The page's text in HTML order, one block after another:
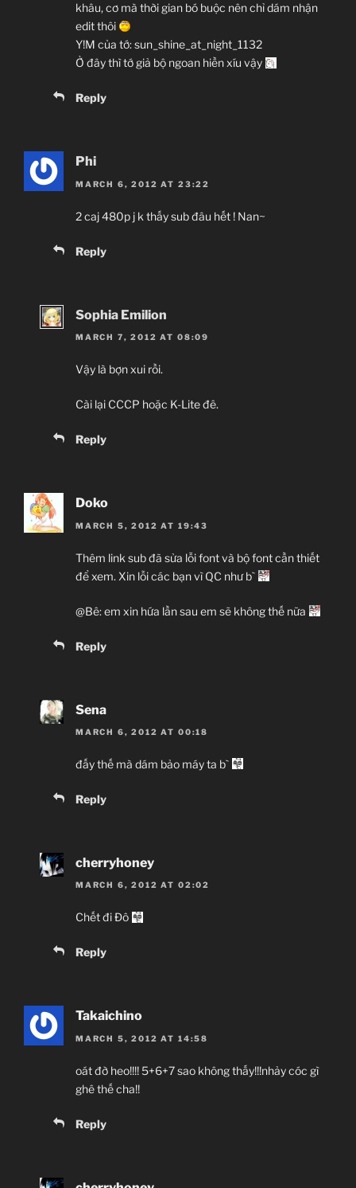
khâu, cơ mà thời gian bó buộc nên chỉ dám nhận
edit thôi
Y!M của tớ: sun_shine_at_night_1132
Ở đây thì tớ giả bộ ngoan hiền xíu vậy
Reply
Phi
MARCH 6, 2012 AT 23:22
2 caj 480p j k thấy sub đâu hết ! Nan~
Reply
Sophia Emilion
MARCH 7, 2012 AT 08:09
Vậy là bợn xui rồi.
Cài lại CCCP hoặc K-Lite đê.
Reply
Doko
MARCH 5, 2012 AT 19:43
Thêm link sub đã sửa lỗi font và bộ font cần thiết
để xem. Xin lỗi các bạn vì QC như b`
@Bê: em xin hứa lần sau em sẽ không thế nữa
Reply
Sena
MARCH 6, 2012 AT 00:18
đấy thế mà dám bảo máy ta b`
Reply
cherryhoney
MARCH 6, 2012 AT 02:02
Chết đi Đô
Reply
Takaichino
MARCH 5, 2012 AT 14:58
oát đờ heo!!!! 5+6+7 sao không thấy!!!nhảy cóc gì
ghê thế cha!!
Reply